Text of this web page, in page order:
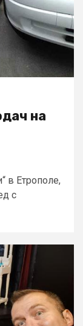
на
в Етрополе,
с